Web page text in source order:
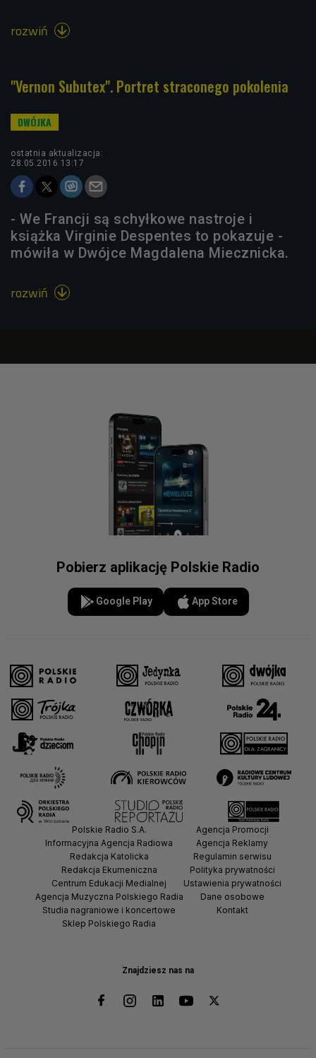
rozwiń 
"Vernon Subutex". Portret straconego pokolenia
ostatnia aktualizacja:
28.05.2016 13:17
- We Francji są schyłkowe nastroje i
książka Virginie Despentes to pokazuje -
mówiła w Dwójce Magdalena Miecznicka.
rozwiń 
Pobierz aplikację Polskie Radio
Google Play App Store
Znajdziesz nas na
Polskie Radio S.A.
Informacyjna Agencja Radiowa
Redakcja Katolicka
Redakcja Ekumeniczna
Centrum Edukacji Medialnej
Agencja Muzyczna Polskiego Radia
Studia nagraniowe i koncertowe
Sklep Polskiego Radia
Agencja Promocji
Agencja Reklamy
Regulamin serwisu
Polityka prywatności
Ustawienia prywatności
Dane osobowe
Kontakt